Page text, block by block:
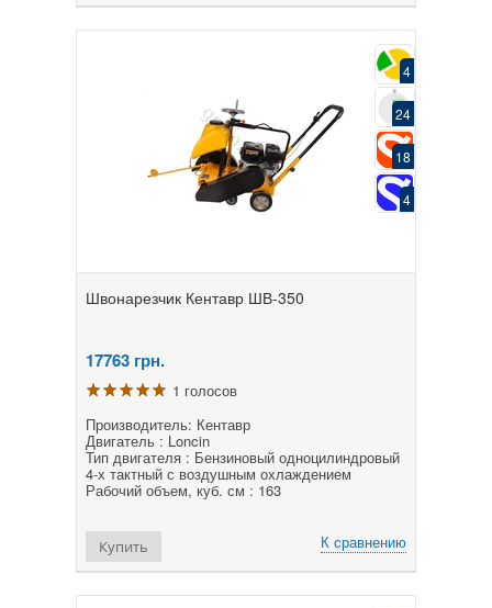
4
24
18
4
Швонарезчик Кентавр ШВ-350
17763 грн.
1 голосов
Производитель: Кентавр
Двигатель : Loncin
Тип двигателя : Бензиновый одноцилиндровый
4-х тактный с воздушным охлаждением
Рабочий объем, куб. см : 163
К сравнению
Купить